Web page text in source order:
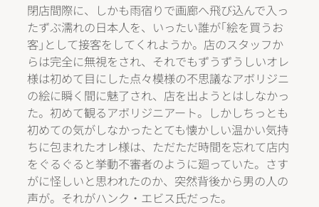
閉店間際に、しかも雨宿りで画廊へ飛び込んで入っ
たずぶ濡れの日本人を、いったい誰が｢絵を買うお
客｣として接客をしてくれようか。店のスタッフか
らは完全に無視をされ、それでもずうずうしいオレ
様は初めて目にした点々模様の不思議なアボリジニ
の絵に瞬く間に魅了され、店を出ようとはしなかっ
た。初めて観るアボリジニアート。しかしちっとも
初めての気がしなかったとても懐かしい温かい気持
ちに包まれたオレ様は、ただただ時間を忘れて店内
をぐるぐると挙動不審者のように廻っていた。さす
がに怪しいと思われたのか、突然背後から男の人の
声が。それがハンク・エビス氏だった。